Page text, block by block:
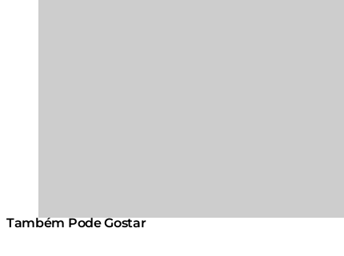
Também Pode Gostar